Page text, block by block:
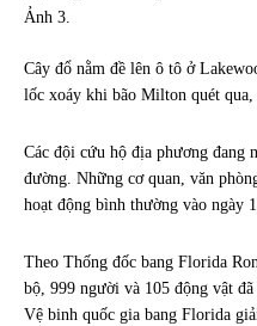
Cây đổ nằm đề lên ô tô ở
lốc xoáy khi bão Milton quét
Các đội cứu hộ địa phương đang
đường. Những cơ quan, văn
hoạt động bình thường vào ngày
Theo Thống đốc bang Florida
bộ, 999 người và 105 động vật
Vệ binh quốc gia bang Florida